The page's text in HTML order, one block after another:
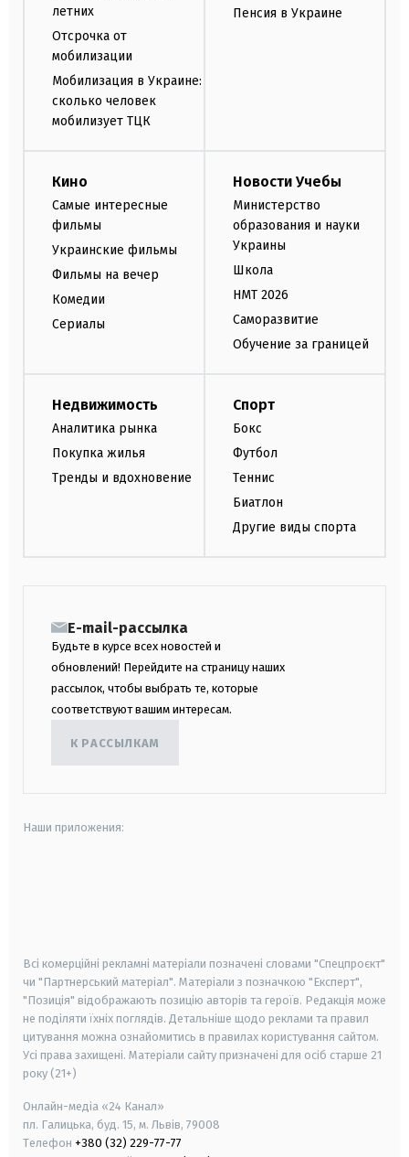
летних
Отсрочка от
мобилизации
Мобилизация в Украине:
сколько человек
мобилизует ТЦК
Пенсия в Украине
Кино
Самые интересные
фильмы
Украинские фильмы
Фильмы на вечер
Комедии
Сериалы
Новости Учебы
Министерство
образования и науки
Украины
Школа
НМТ 2026
Саморазвитие
Обучение за границей
Недвижимость
Аналитика рынка
Покупка жилья
Тренды и вдохновение
Спорт
Бокс
Футбол
Теннис
Биатлон
Другие виды спорта
E-mail-рассылка
Будьте в курсе всех новостей и
обновлений! Перейдите на страницу наших
рассылок, чтобы выбрать те, которые
соответствуют вашим интересам.
К РАССЫЛКАМ
Наши приложения:
Всі комерційні рекламні матеріали позначені словами "Спецпроєкт"
чи "Партнерський матеріал". Матеріали з позначкою "Експерт",
"Позиція" відображають позицію авторів та героїв. Редакція може
не поділяти їхніх поглядів. Детальніше щодо реклами та правил
цитування можна ознайомитись в правилах користування сайтом.
Усі права захищені. Матеріали сайту призначені для осіб старше 21
року (21+)
Онлайн-медіа «24 Канал»
пл. Галицька, буд. 15, м. Львів, 79008
Телефон +380 (32) 229-77-77